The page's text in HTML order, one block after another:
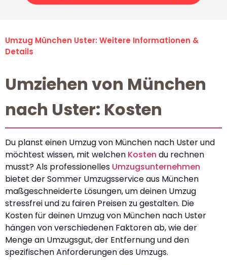
Umzug München Uster: Weitere Informationen &
Details
Umziehen von München
nach Uster: Kosten
Du planst einen Umzug von München nach Uster und
möchtest wissen, mit welchen Kosten du rechnen
musst? Als professionelles Umzugsunternehmen
bietet der Sommer Umzugsservice aus München
maßgeschneiderte Lösungen, um deinen Umzug
stressfrei und zu fairen Preisen zu gestalten. Die
Kosten für deinen Umzug von München nach Uster
hängen von verschiedenen Faktoren ab, wie der
Menge an Umzugsgut, der Entfernung und den
spezifischen Anforderungen des Umzugs.